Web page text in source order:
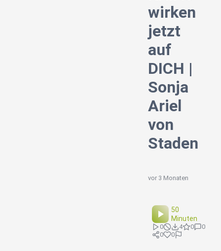
wirken
jetzt
auf
DICH |
Sonja
Ariel
von
Staden
vor 3 Monaten
50
Minuten
0 4 0
0
0
0